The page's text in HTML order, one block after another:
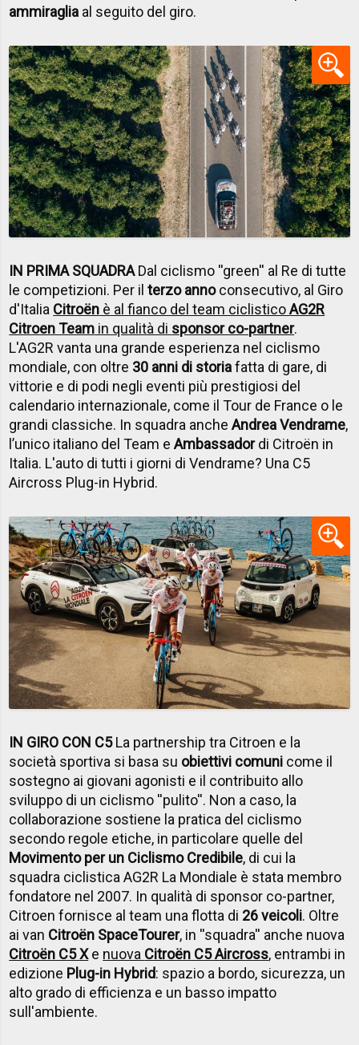
ammiraglia al seguito del giro.
IN PRIMA SQUADRADal ciclismo ''green'' al Re di tutte
le competizioni. Per ilterzo annoconsecutivo, al Giro
d'Italia Citroën è al fianco del team ciclisticoAG2R
Citroen Team in qualità di sponsor co-partner.
L'AG2R vanta una grande esperienza nel ciclismo
mondiale, con oltre 30 anni di storiafatta di gare, di
vittorie e di podi negli eventi più prestigiosi del
calendario internazionale, come il Tour de France o le
grandi classiche. In squadra ancheAndrea Vendrame,
l’unico italiano del Team eAmbassadordi Citroën in
Italia. L'auto di tutti i giorni di Vendrame? Una C5
Aircross Plug-in Hybrid.
IN GIRO CON C5La partnership tra Citroen e la
società sportiva si basa su obiettivi comuni come il
sostegno ai giovani agonisti e il contribuito allo
sviluppo di un ciclismo ''pulito''. Non a caso, la
collaborazione sostiene la pratica del ciclismo
secondo regole etiche, in particolare quelle del
Movimento per un Ciclismo Credibile, di cui la
squadra ciclistica AG2R La Mondiale è stata membro
fondatore nel 2007. In qualità di sponsor co-partner,
Citroen fornisce al team una flotta di 26 veicoli. Oltre
ai van Citroën SpaceTourer, in ''squadra'' anche nuova
Citroën C5 Xe nuova Citroën C5 Aircross, entrambi in
edizione Plug-in Hybrid: spazio a bordo, sicurezza, un
alto grado di efficienza e un basso impatto
sull'ambiente.